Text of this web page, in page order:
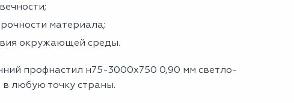
материала;
окружающей среды.
профнастил н75-3000х750 0,90 мм светло-
в любую точку страны.